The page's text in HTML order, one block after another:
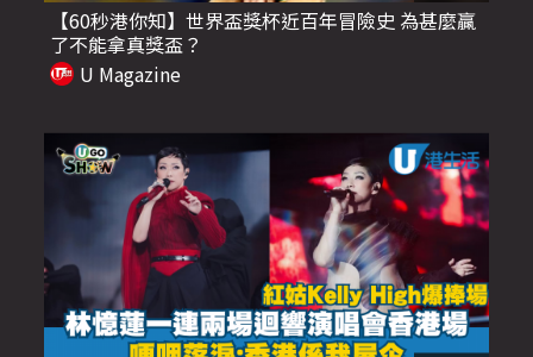
【60秒港你知】世界盃獎杯近百年冒險史 為甚麼贏
了不能拿真獎盃？
U Magazine